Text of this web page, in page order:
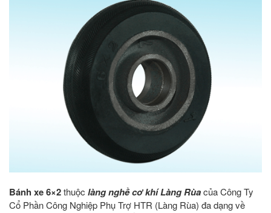
Bánh xe 6×2thuộc làng nghề cơ khí Làng Rùacủa Công Ty
Cổ Phần Công Nghiệp Phụ Trợ HTR (Làng Rùa) đa dạng về